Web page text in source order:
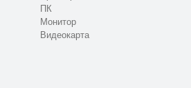
ПК
Монитор
Видеокарта